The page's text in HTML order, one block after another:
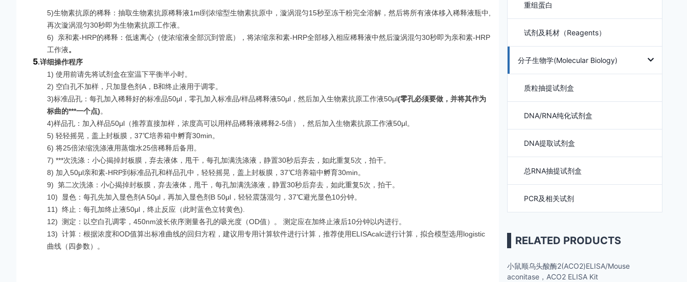
5)生物素抗原的稀释：抽取生物素抗原稀释液1ml到浓缩型生物素抗原中，漩涡混匀15秒至冻干粉完全溶解，然后将所有液体移入稀释液瓶中,
再次漩涡混匀30秒即为生物素抗原工作液。
6)
亲和素-HRP的稀释：低速离心（使浓缩液全部沉到管底），将浓缩亲和素-HRP全部移入相应稀释液中然后漩涡混匀30秒即为亲和素-HRP
工作液。
5.详细操作程序
1) 使用前请先将试剂盒在室温下平衡半小时。
2) 空白孔不加样，只加显色剂A，B和终止液用于调零。
3)标准品孔：每孔加入稀释好的标准品50μl，零孔加入标准品/样品稀释液50μl，然后加入生物素抗原工作液50μl(零孔必须要做，并将其作为
标曲的***一个点)。
4)样品孔：加入样品50μl（推荐直接加样，浓度高可以用样品稀释液稀释2-5倍），然后加入生物素抗原工作液50μl。
5) 轻轻摇晃，盖上封板膜，37℃培养箱中孵育30min。
6) 将25倍浓缩洗涤液用蒸馏水25倍稀释后备用。
7) ***次洗涤：小心揭掉封板膜，弃去液体，甩干，每孔加满洗涤液，静置30秒后弃去，如此重复5次，拍干。
8) 加入50μl亲和素-HRP到标准品孔和样品孔中，轻轻摇晃，盖上封板膜，37℃培养箱中孵育30min。
9) 第二次洗涤：小心揭掉封板膜，弃去液体，甩干，每孔加满洗涤液，静置30秒后弃去，如此重复5次，拍干。
10)
显色：每孔先加入显色剂A 50μl，再加入显色剂B 50μl，轻轻震荡混匀，37℃避光显色10分钟。
11) 终止：每孔加终止液50μl，终止反应（此时蓝色立转黄色).
12) 测定：以空白孔调零，450nm波长依序测量各孔的吸光度（OD值）。 测定应在加终止液后10分钟以内进行。
13) 计算：根据浓度和OD值算出标准曲线的回归方程，建议用专用计算软件进行计算，推荐使用ELISAcalc进行计算，拟合模型选用logistic
曲线（四参数）。
重组蛋白
试剂及耗材（Reagents）
分子生物学(Molecular Biology)
质粒抽提试剂盒
DNA/RNA纯化试剂盒
DNA提取试剂盒
总RNA抽提试剂盒
PCR及相关试剂
RELATED PRODUCTS
小鼠顺乌头酸酶2(ACO2)ELISA/Mouse
aconitase，ACO2 ELISA Kit